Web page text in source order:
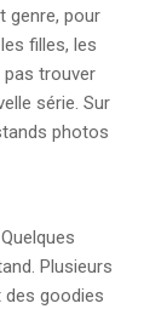
genre, pour
filles, les
pas trouver
série. Sur
photos
Plusieurs
goodies